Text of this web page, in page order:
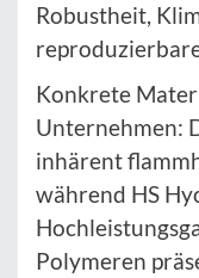
Robustheit,
Konkrete
Unternehmen:
inhärent
während HS
Polymeren